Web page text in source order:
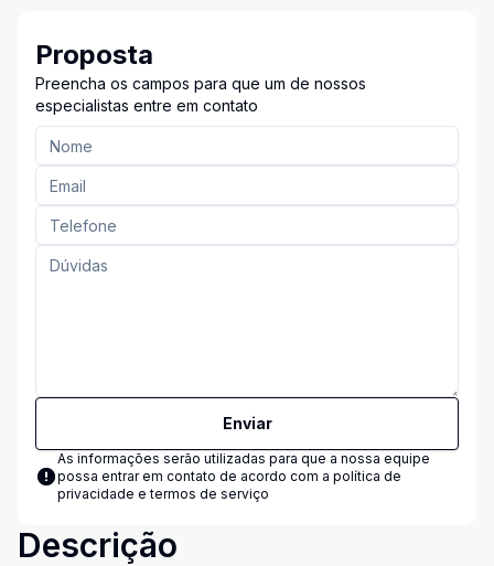
Proposta
Preencha os campos para que um de nossos
especialistas entre em contato
Enviar
As informações serão utilizadas para que a nossa equipe
possa entrar em contato de acordo com a política de
privacidade e termos de serviço
Descrição